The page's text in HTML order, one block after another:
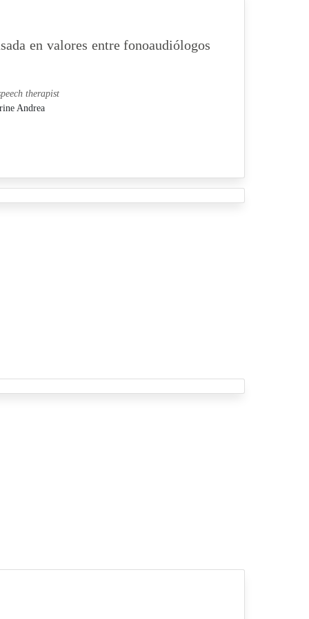
en valores entre fonoaudiólogos
therapist
Andrea